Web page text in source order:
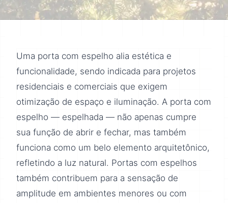
Uma porta com espelho alia estética e
funcionalidade, sendo indicada para projetos
residenciais e comerciais que exigem
otimização de espaço e iluminação. A porta com
espelho — espelhada — não apenas cumpre
sua função de abrir e fechar, mas também
funciona como um belo elemento arquitetônico,
refletindo a luz natural. Portas com espelhos
também contribuem para a sensação de
amplitude em ambientes menores ou com